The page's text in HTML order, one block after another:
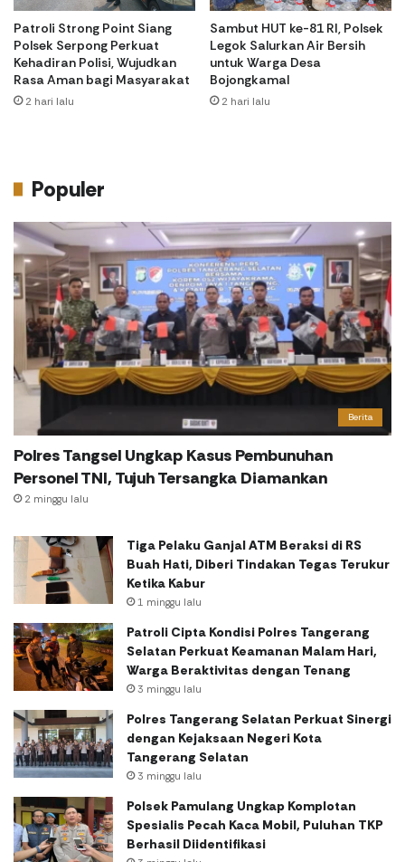
Patroli Strong Point Siang
Polsek Serpong Perkuat
Kehadiran Polisi, Wujudkan
Rasa Aman bagi Masyarakat
2 hari lalu
Sambut HUT ke-81 RI, Polsek
Legok Salurkan Air Bersih
untuk Warga Desa
Bojongkamal
2 hari lalu
Populer
Berita
Polres Tangsel Ungkap Kasus Pembunuhan
Personel TNI, Tujuh Tersangka Diamankan
2 minggu lalu
Tiga Pelaku Ganjal ATM Beraksi di RS
Buah Hati, Diberi Tindakan Tegas Terukur
Ketika Kabur
1 minggu lalu
Patroli Cipta Kondisi Polres Tangerang
Selatan Perkuat Keamanan Malam Hari,
Warga Beraktivitas dengan Tenang
3 minggu lalu
Polres Tangerang Selatan Perkuat Sinergi
dengan Kejaksaan Negeri Kota
Tangerang Selatan
3 minggu lalu
Polsek Pamulang Ungkap Komplotan
Spesialis Pecah Kaca Mobil, Puluhan TKP
Berhasil Diidentifikasi